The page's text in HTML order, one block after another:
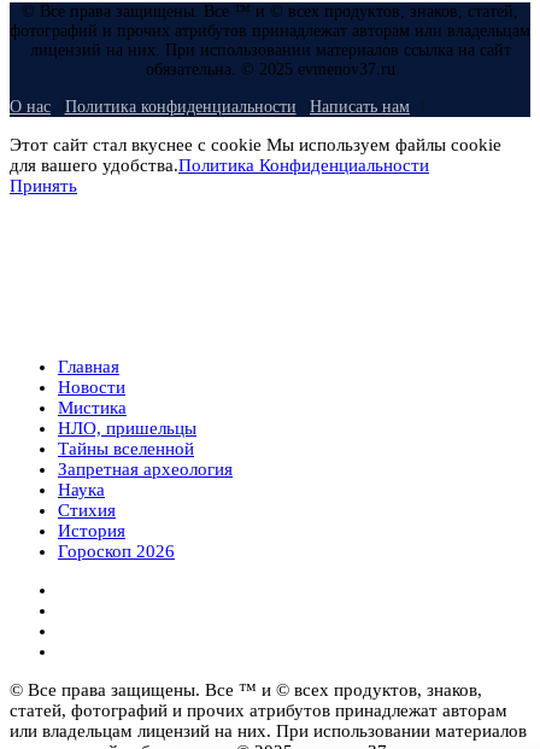
© Все права защищены. Все ™ и © всех продуктов, знаков, статей,
фотографий и прочих атрибутов принадлежат авторам или владельцам
лицензий на них. При использовании материалов ссылка на сайт
обязательна. © 2025 evmenov37.ru
О нас Политика конфиденциальности Написать нам
Этот сайт стал вкуснее с cookie Мы используем файлы cookie
для вашего удобства.Политика Конфиденциальности
Принять
Главная
Новости
Мистика
НЛО, пришельцы
Тайны вселенной
Запретная археология
Наука
Стихия
История
Гороскоп 2026
© Все права защищены. Все ™ и © всех продуктов, знаков,
статей, фотографий и прочих атрибутов принадлежат авторам
или владельцам лицензий на них. При использовании материалов